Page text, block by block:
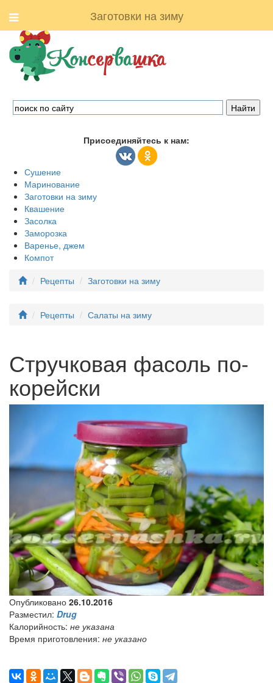
Заготовки на зиму
Присоединяйтесь к нам:
Сушение
Маринование
Заготовки на зиму
Квашение
Засолка
Заморозка
Варенье, джем
Компот
Рецепты
Заготовки на зиму
Рецепты Салаты на зиму
Стручковая фасоль по-
корейски
Опубликовано 26.10.2016
Разместил: Drug
Калорийность: не указана
Время приготовления: не указано